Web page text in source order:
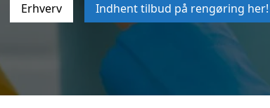
Erhverv Indhent tilbud på rengøring her!